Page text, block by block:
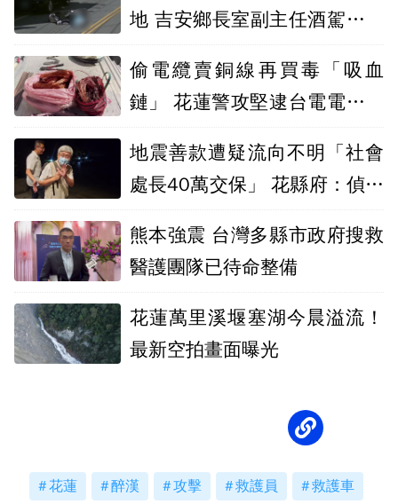
地 吉安鄉長室副主任酒駕請辭
偷電纜賣銅線再買毒「吸血
鏈」 花蓮警攻堅逮台電電纜竊
地震善款遭疑流向不明「社會
處長40萬交保」 花縣府：偵辦
熊本強震 台灣多縣市政府搜救
醫護團隊已待命整備
花蓮萬里溪堰塞湖今晨溢流！
最新空拍畫面曝光
花蓮 醉漢 攻擊 救護員 救護車